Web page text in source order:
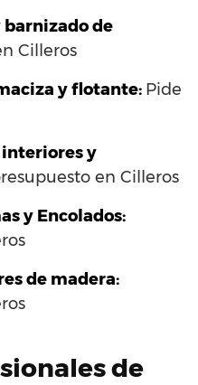
barnizado de
Cilleros
y flotante: Pide
y
en Cilleros
y Encolados:
de madera:
de